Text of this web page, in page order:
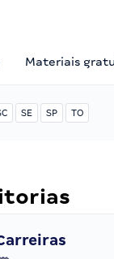
Materiais
SE SP TO